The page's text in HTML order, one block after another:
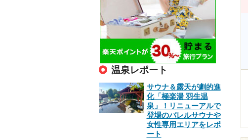
温泉レポート
サウナ＆露天が劇的進
化「極楽湯 羽生温
泉」！リニューアルで
登場のバレルサウナや
女性専用エリアをレポ
ート